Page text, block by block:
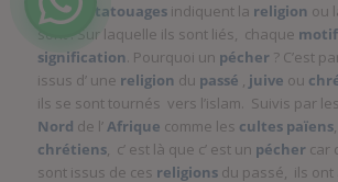
certains tatouagesindiquent la religion ou
sont . Sur laquelle ils sont liés, chaque motif
signification. Pourquoi un pécher? C’est
issus d’ une religion du passé , juive ou
ils se sont tournés vers l’islam. Suivis par les
Nord de l’Afrique comme les cultes païens
chrétiens, c’ est là que c’ est un péchercar
sont issus de ces religionsdu passé, ils ont